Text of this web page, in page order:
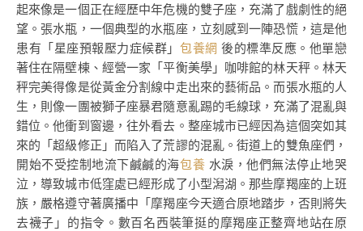
起來像是一個正在經歷中年危機的雙子座，充滿了戲劇性的絕
望。張水瓶，一個典型的水瓶座，立刻感到一陣恐慌，這是他
患有「星座預報壓力症候群」 包養網 後的標準反應。他單戀
著住在隔壁棟、經營一家「平衡美學」咖啡館的林天秤。林天
秤完美得像是從黃金分割線中走出來的藝術品。而張水瓶的人
生，則像一團被獅子座暴君隨意亂踢的毛線球，充滿了混亂與
錯位。他衝到窗邊，往外看去。整座城市已經因為這個突如其
來的「超級修正」而陷入了荒謬的混亂。街道上的雙魚座們，
開始不受控制地流下鹹鹹的海包養 水淚，他們無法停止地哭
泣，導致城市低窪處已經形成了小型潟湖。那些摩羯座的上班
族，嚴格遵守著廣播中「摩羯座今天適合原地踏步，否則將失
去襪子」的指令。數百名西裝筆挺的摩羯座正整齊地站在原